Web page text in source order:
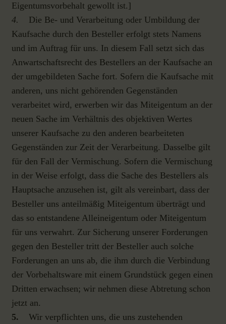
Eigentumsvorbehalt gewollt ist.]
4.
Die Be- und Verarbeitung oder Umbildung der
Kaufsache durch den Besteller erfolgt stets Namens
und im Auftrag für uns. In diesem Fall setzt sich das
Anwartschaftsrecht des Bestellers an der Kaufsache an
der umgebildeten Sache fort. Sofern die Kaufsache mit
anderen, uns nicht gehörenden Gegenständen
verarbeitet wird, erwerben wir das Miteigentum an der
neuen Sache im Verhältnis des objektiven Wertes
unserer Kaufsache zu den anderen bearbeiteten
Gegenständen zur Zeit der Verarbeitung. Dasselbe gilt
für den Fall der Vermischung. Sofern die Vermischung
in der Weise erfolgt, dass die Sache des Bestellers als
Hauptsache anzusehen ist, gilt als vereinbart, dass der
Besteller uns anteilmäßig Miteigentum überträgt und
das so entstandene Alleineigentum oder Miteigentum
für uns verwahrt. Zur Sicherung unserer Forderungen
gegen den Besteller tritt der Besteller auch solche
Forderungen an uns ab, die ihm durch die Verbindung
der Vorbehaltsware mit einem Grundstück gegen einen
Dritten erwachsen; wir nehmen diese Abtretung schon
jetzt an.
5. Wir verpflichten uns, die uns zustehenden